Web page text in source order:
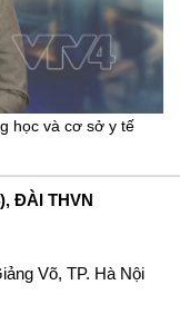
học và cơ sở y tế
ĐÀI THVN
Võ, TP. Hà Nội